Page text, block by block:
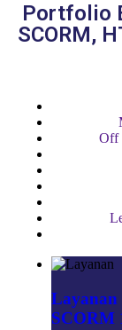
Portfolio
SCORM,
Off
Layanan
SCORM